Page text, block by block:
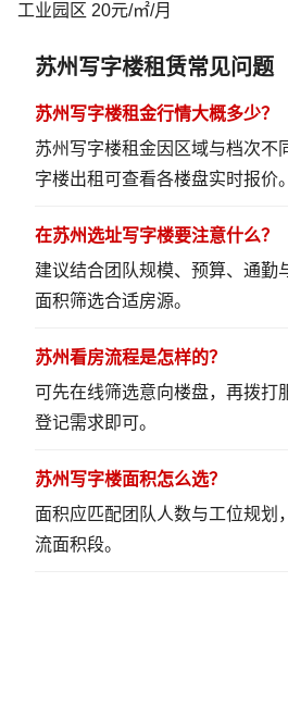
工业园区 20元/㎡/月
苏州写字楼租赁常见问题
苏州写字楼租金行情大概多少？
苏州写字楼租金因区域与档次不
字楼出租可查看各楼盘实时报价。
在苏州选址写字楼要注意什么？
建议结合团队规模、预算、通勤
面积筛选合适房源。
苏州看房流程是怎样的？
可先在线筛选意向楼盘，再拨打
登记需求即可。
苏州写字楼面积怎么选？
面积应匹配团队人数与工位规划
流面积段。